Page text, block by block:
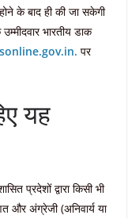
के बाद ही की जा सकेगी
भारतीय डाक
पर
यह
प्रदेशों द्वारा किसी भी
और अंग्रेजी (अनिवार्य या